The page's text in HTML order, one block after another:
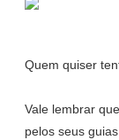
Quem quiser
Vale lembrar
pelos seus